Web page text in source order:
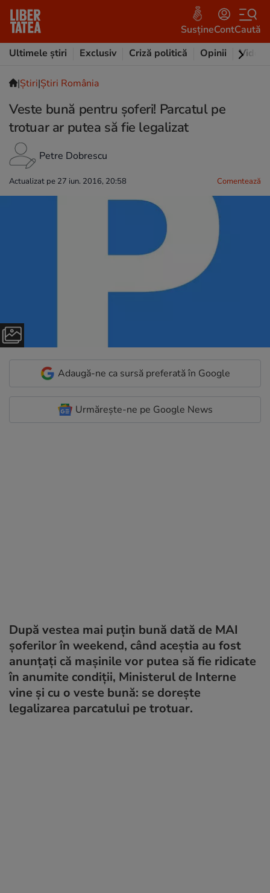
SusțineContCaută
Ultimele știri
Exclusiv Criză politică Opinii Video
|Ştiri|Știri România
Veste bună pentru șoferi! Parcatul pe
trotuar ar putea să fie legalizat
Petre Dobrescu
Actualizat pe 27 iun. 2016, 20:58 Comentează
Adaugă-ne ca sursă preferată în Google
Urmărește-ne pe Google News
După vestea mai puțin bună dată de MAI
șoferilor în weekend, când aceștia au fost
anunțați că mașinile vor putea să fie ridicate
în anumite condiții, Ministerul de Interne
vine și cu o veste bună: se dorește
legalizarea parcatului pe trotuar.